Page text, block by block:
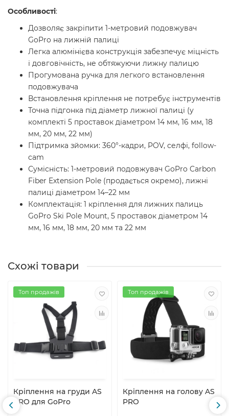
Особливості:
Дозволяє закріпити 1-метровий подовжувач
GoPro на лижній палиці
Легка алюмінієва конструкція забезпечує міцність
і довговічність, не обтяжуючи лижну палицю
Прогумована ручка для легкого встановлення
подовжувача
Встановлення кріплення не потребує інструментів
Точна підгонка під діаметр лижної палиці (у
комплекті 5 проставок діаметром 14 мм, 16 мм, 18
мм, 20 мм, 22 мм)
Підтримка зйомки: 360°-кадри, POV, селфі, follow-
cam
Сумісність: 1-метровий подовжувач GoPro Carbon
Fiber Extension Pole (продається окремо), лижні
палиці діаметром 14–22 мм
Комплектація: 1 кріплення для лижних палиць
GoPro Ski Pole Mount, 5 проставок діаметром 14
мм, 16 мм, 18 мм, 20 мм та 22 мм
Схожі товари
Топ продажів
Кріплення на груди AS
PRO для GoPro
Топ продажів
Кріплення на голову AS
PRO